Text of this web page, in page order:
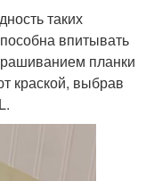
таких
впитывать
планки
краской, выбрав